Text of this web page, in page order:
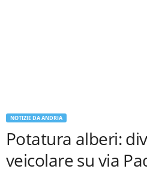
NOTIZIE DA ANDRIA
Potatura alberi:
veicolare su via